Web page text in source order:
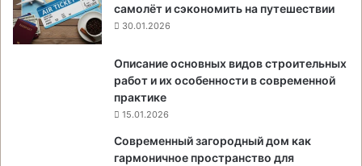
самолёт и сэкономить на путешествии
30.01.2026
Описание основных видов строительных
работ и их особенности в современной
практике
15.01.2026
Современный загородный дом как
гармоничное пространство для